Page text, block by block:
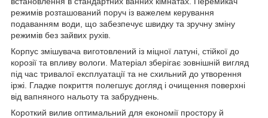
режимів розташований поруч із важелем керування
подаванням води, що забезпечує швидку та зручну зміну
режимів без зайвих рухів.
Корпус змішувача виготовлений із міцної латуні, стійкої до
корозії та впливу вологи. Матеріал зберігає зовнішній вигляд
під час тривалої експлуатації та не схильний до утворення
іржі. Гладке покриття полегшує догляд і очищення поверхні
від вапняного нальоту та забруднень.
Короткий вилив оптимальний для економії простору й